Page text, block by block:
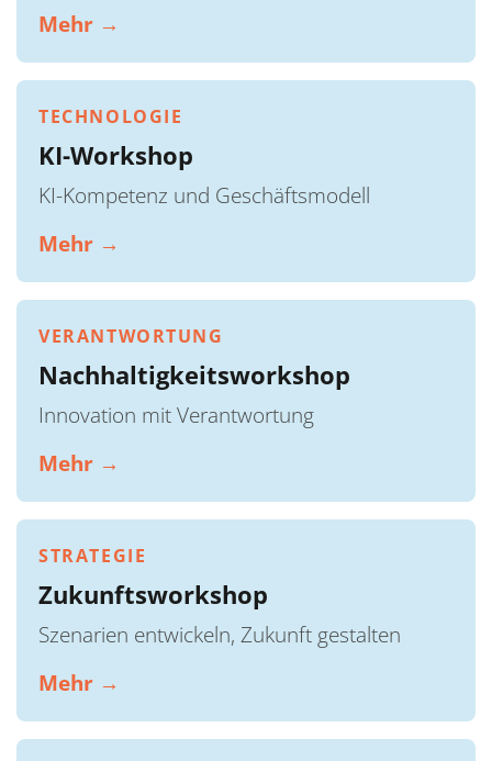
Mehr →
TECHNOLOGIE
KI-Workshop
KI-Kompetenz und Geschäftsmodell
Mehr →
VERANTWORTUNG
Nachhaltigkeitsworkshop
Innovation mit Verantwortung
Mehr →
STRATEGIE
Zukunftsworkshop
Szenarien entwickeln, Zukunft gestalten
Mehr →